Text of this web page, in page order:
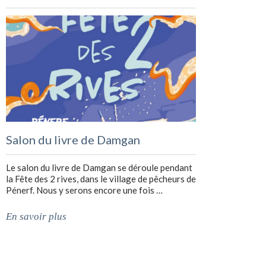
Salon du livre de Damgan
Le salon du livre de Damgan se déroule pendant
la Fête des 2 rives, dans le village de pêcheurs de
Pénerf. Nous y serons encore une fois …
En savoir plus